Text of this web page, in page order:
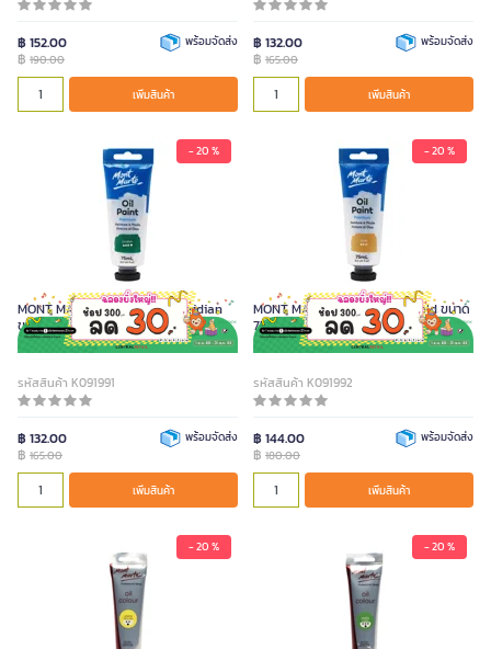
฿ 152.00
฿ 190.00
พร้อมจัดส่ง
เพิ่มสินค้า
฿ 132.00
฿ 165.00
พร้อมจัดส่ง
เพิ่มสินค้า
- 20 %
MONT MARTE สีน้ำมัน สีเขียว Viridian
ขนาด 75 มล.
รหัสสินค้า K091991
฿ 132.00
฿ 165.00
พร้อมจัดส่ง
เพิ่มสินค้า
- 20 %
MONT MARTE สีน้ำมัน สีทอง Gold ขนาด
75 มล.
รหัสสินค้า K091992
฿ 144.00
฿ 180.00
พร้อมจัดส่ง
เพิ่มสินค้า
- 20 % - 20 %